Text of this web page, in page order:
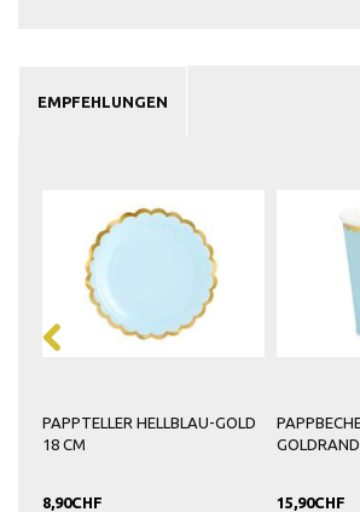
EMPFEHLUNGEN
PAPPTELLER HELLBLAU-GOLD
18 CM
8,90CHF
GOLDRAND
15,90CHF